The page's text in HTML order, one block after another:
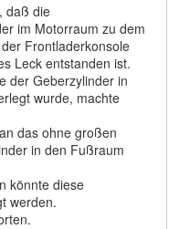
daß die
im Motorraum zu dem
Frontladerkonsole
Leck entstanden ist.
der Geberzylinder in
wurde, machte
das ohne großen
in den Fußraum
könnte diese
werden.